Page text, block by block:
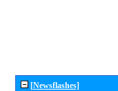
[Newsflashes]